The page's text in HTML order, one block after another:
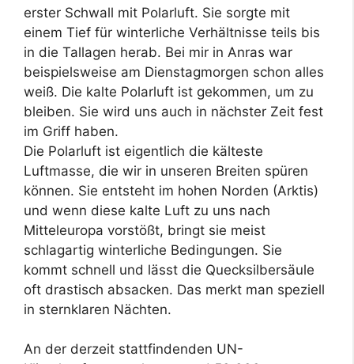
erster Schwall mit Polarluft. Sie sorgte mit
einem Tief für winterliche Verhältnisse teils bis
in die Tallagen herab. Bei mir in Anras war
beispielsweise am Dienstagmorgen schon alles
weiß. Die kalte Polarluft ist gekommen, um zu
bleiben. Sie wird uns auch in nächster Zeit fest
im Griff haben.
Die Polarluft ist eigentlich die kälteste
Luftmasse, die wir in unseren Breiten spüren
können. Sie entsteht im hohen Norden (Arktis)
und wenn diese kalte Luft zu uns nach
Mitteleuropa vorstößt, bringt sie meist
schlagartig winterliche Bedingungen. Sie
kommt schnell und lässt die Quecksilbersäule
oft drastisch absacken. Das merkt man speziell
in sternklaren Nächten.
An der derzeit stattfindenden UN-